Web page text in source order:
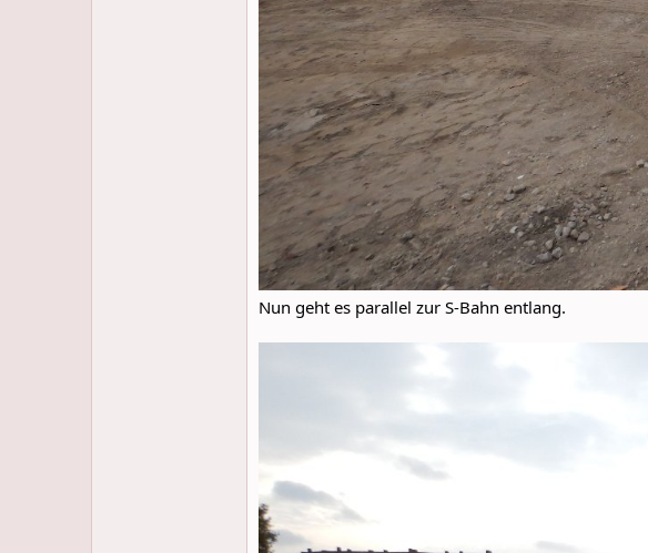
Nun geht es parallel zur S-Bahn entlang.